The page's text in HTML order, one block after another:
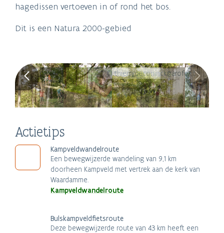
hagedissen vertoeven in of rond het bos.
Dit is een Natura 2000-gebied
© thierrydeconinck@arofex.be
Actietips
Kampveldwandelroute
Een bewegwijzerde wandeling van 9,1 km
doorheen Kampveld met vertrek aan de kerk van
Waardamme.
Kampveldwandelroute
Bulskampveldfietsroute
Deze bewegwijzerde route van 43 km heeft een